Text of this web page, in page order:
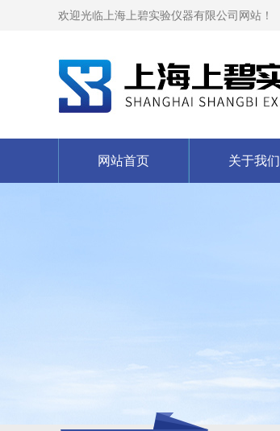
欢迎光临上海上碧实验仪器有限公司网站！
网站首页 关于我们